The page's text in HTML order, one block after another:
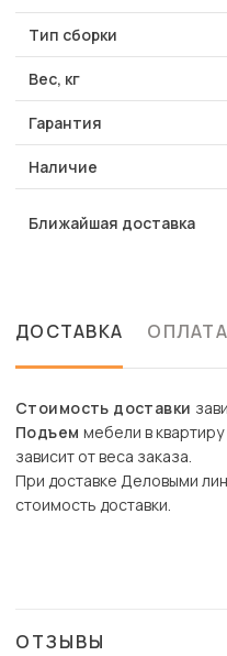
Тип сборки
Вес, кг
Гарантия
Наличие
Ближайшая доставка
ДОСТАВКА ОПЛАТА
Стоимость доставки
Подъем мебели в
зависит от веса заказа.
При доставке Деловыми
стоимость доставки.
ОТЗЫВЫ